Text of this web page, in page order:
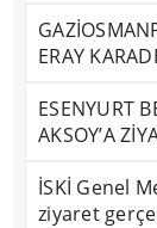
ERAY
ESENYURT
AKSOY’A
İSKİ Genel
ziyaret